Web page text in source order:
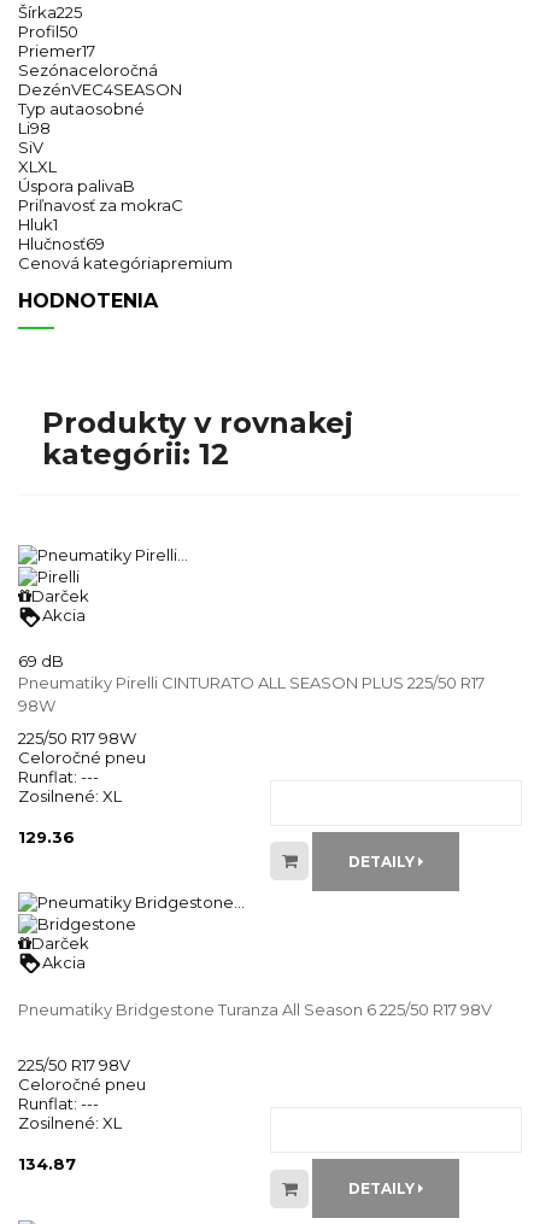
Šírka225
Profil50
Priemer17
Sezónaceloročná
DezénVEC4SEASON
Typ autaosobné
Li98
SiV
XL XL
Úspora palivaB
Priľnavosť za mokraC
Hluk1
Hlučnosť69
Cenová kategóriapremium
HODNOTENIA
Produkty v rovnakej
kategórii: 12
Darček
loyaltyAkcia
69 dB
Pneumatiky Pirelli CINTURATO ALL SEASON PLUS 225/50 R17
98W
225/50 R17 98W
Celoročné pneu
Runflat: ---
Zosilnené: XL
129.36
DETAILY
Darček
loyaltyAkcia
Pneumatiky Bridgestone Turanza All Season 6 225/50 R17 98V
225/50 R17 98V
Celoročné pneu
Runflat: ---
Zosilnené: XL
134.87
DETAILY